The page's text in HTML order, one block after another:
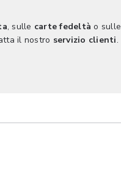
, sulle carte fedeltà o sulle
il nostro servizio clienti.